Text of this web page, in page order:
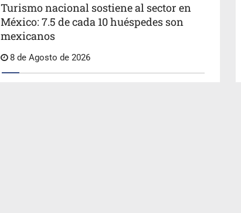
Turismo nacional sostiene al sector en
México: 7.5 de cada 10 huéspedes son
mexicanos
8 de Agosto de 2026